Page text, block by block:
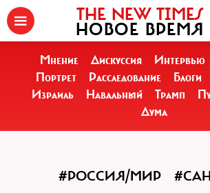
THE NEW TIMES
НОВОЕ ВРЕМЯ
Мнение Дискуссия Интервью
Портрет
Расследование Блоги
Израиль
Навальный Трамп
Дума
#РОССИЯ/МИР